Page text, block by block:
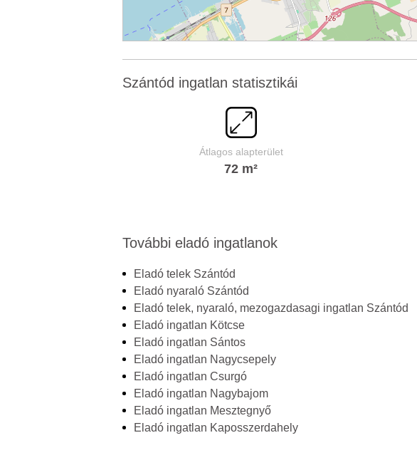
Szántód ingatlan statisztikái
Átlagos alapterület
72 m²
További eladó ingatlanok
Eladó telek Szántód
Eladó nyaraló Szántód
Eladó telek, nyaraló, mezogazdasagi ingatlan Szántód
Eladó ingatlan Kötcse
Eladó ingatlan Sántos
Eladó ingatlan Nagycsepely
Eladó ingatlan Csurgó
Eladó ingatlan Nagybajom
Eladó ingatlan Mesztegnyő
Eladó ingatlan Kaposszerdahely